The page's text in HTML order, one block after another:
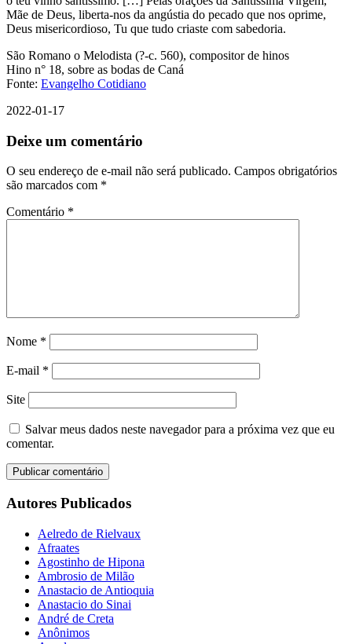
Mãe de Deus, liberta-nos da angústia do pecado que nos oprime,
Deus misericordioso, Tu que tudo criaste com sabedoria.
São Romano o Melodista (?-c. 560), compositor de hinos
Hino n° 18, sobre as bodas de Caná
Fonte: Evangelho Cotidiano
2022-01-17
Deixe um comentário
O seu endereço de e-mail não será publicado. Campos obrigatórios
são marcados com *
Comentário *
Nome *
E-mail *
Site
Salvar meus dados neste navegador para a próxima vez que eu
comentar.
Autores Publicados
Aelredo de Rielvaux
Afraates
Agostinho de Hipona
Ambrosio de Milão
Anastacio de Antioquia
Anastacio do Sinai
André de Creta
Anônimos